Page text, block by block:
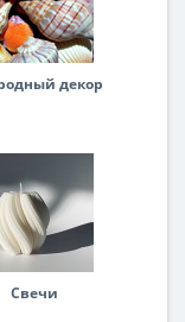
декор
Свечи